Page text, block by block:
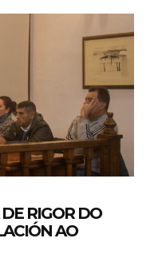
RIGOR DO
AO